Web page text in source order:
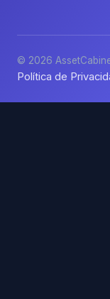
© 2026
Política de